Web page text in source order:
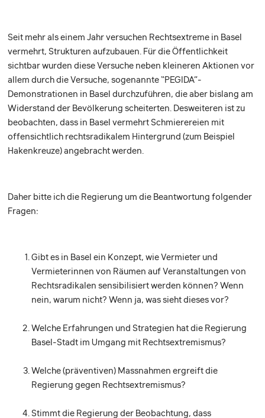
Seit mehr als einem Jahr versuchen Rechtsextreme in Basel
vermehrt, Strukturen aufzubauen. Für die Öffentlichkeit
sichtbar wurden diese Versuche neben kleineren Aktionen vor
allem durch die Versuche, sogenannte “PEGIDA”-
Demonstrationen in Basel durchzuführen, die aber bislang am
Widerstand der Bevölkerung scheiterten. Desweiteren ist zu
beobachten, dass in Basel vermehrt Schmierereien mit
offensichtlich rechtsradikalem Hintergrund (zum Beispiel
Hakenkreuze) angebracht werden.
Daher bitte ich die Regierung um die Beantwortung folgender
Fragen:
Gibt es in Basel ein Konzept, wie Vermieter und
Vermieterinnen von Räumen auf Veranstaltungen von
Rechtsradikalen sensibilisiert werden können? Wenn
nein, warum nicht? Wenn ja, was sieht dieses vor?
Welche Erfahrungen und Strategien hat die Regierung
Basel-Stadt im Umgang mit Rechtsextremismus?
Welche (präventiven) Massnahmen ergreift die
Regierung gegen Rechtsextremismus?
Stimmt die Regierung der Beobachtung, dass